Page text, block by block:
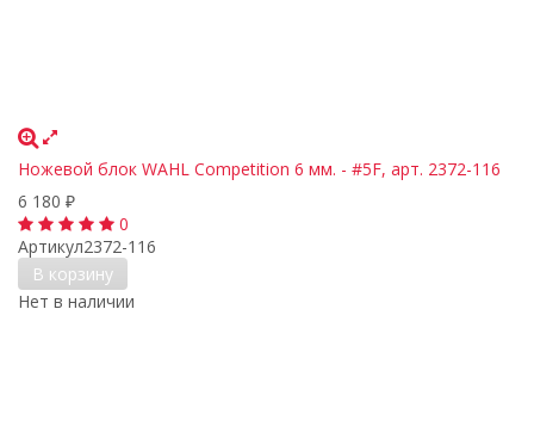
Ножевой блок WAHL Competition 6 мм. - #5F, арт. 2372-116
6 180 ₽
0
Артикул2372-116
В корзину
Нет в наличии